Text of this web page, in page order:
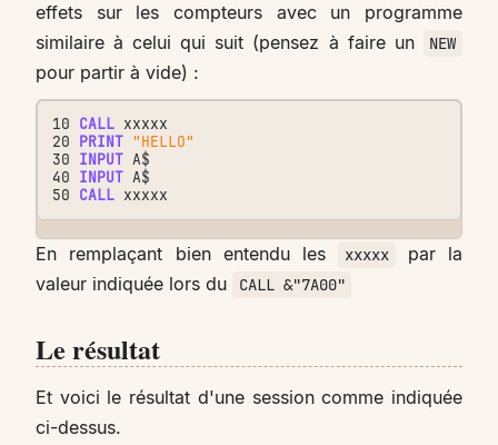
effets sur les compteurs avec un programme
similaire à celui qui suit (pensez à faire un
NEW
pour partir à vide) :
10 CALL xxxxx
20 PRINT "HELLO"
30 INPUT A$
40 INPUT A$
50 CALL xxxxx
En remplaçant bien entendu les xxxxx
par la
valeur indiquée lors du
CALL &"7A00"
Le résultat
Et voici le résultat d'une session comme indiquée
ci-dessus.